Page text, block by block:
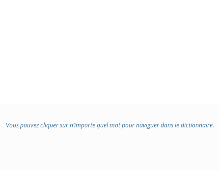
Vous pouvez cliquer sur n’importe quel mot pour naviguer dans le dictionnaire.